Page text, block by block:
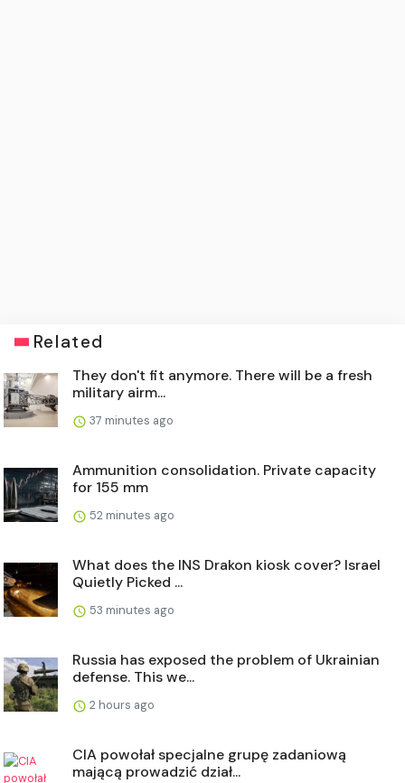
Related
They don't fit anymore. There will be a fresh
military airm...
37 minutes ago
Ammunition consolidation. Private capacity
for 155 mm
52 minutes ago
What does the INS Drakon kiosk cover? Israel
Quietly Picked ...
53 minutes ago
Russia has exposed the problem of Ukrainian
defense. This we...
2 hours ago
CIA powołał specjalne grupę zadaniową
mającą prowadzić dział...